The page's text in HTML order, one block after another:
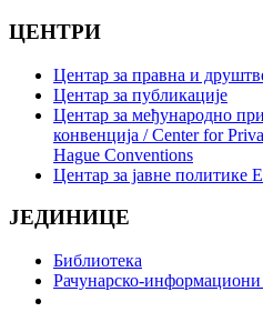
ЦЕНТРИ
Центар за правна и
Центар за публикације
Центар за међународно
конвенција / Center for
Hague Conventions
Центар за јавне политике
ЈЕДИНИЦЕ
Библиотека
Рачунарско-информациони